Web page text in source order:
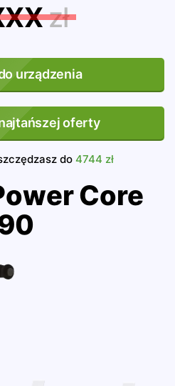
zł
urządzenia
oferty
do 4744 zł
Core